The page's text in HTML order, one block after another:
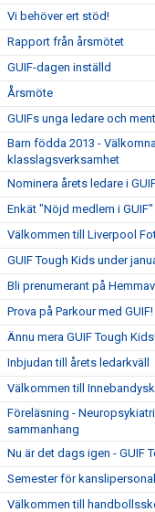
Vi behöver ert stöd!
Rapport från årsmötet
GUIF-dagen inställd
Årsmöte
GUIFs unga ledare och
Barn födda 2013 -
klasslagsverksamhet
Nominera årets ledare i
Enkät "Nöjd medlem i GUIF"
Välkommen till Liverpool
GUIF Tough Kids under
Bli prenumerant på
Prova på Parkour med GUIF!
Ännu mera GUIF Tough
Inbjudan till årets ledarkväll
Välkommen till
Föreläsning -
sammanhang
Nu är det dags igen - GUIF
Semester för kanslipersonal
Välkommen till